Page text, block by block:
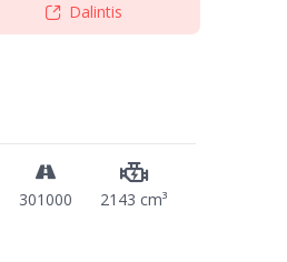
Dalintis
301000 2143 cm³